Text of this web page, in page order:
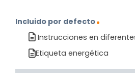
Incluido por defecto
Instrucciones en
Etiqueta energética